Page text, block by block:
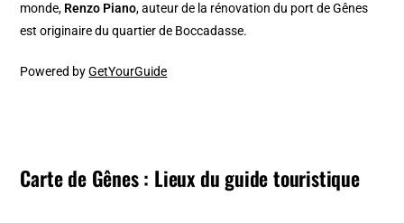
monde, Renzo Piano, auteur de la rénovation du port de Gênes
est originaire du quartier de Boccadasse.
Powered byGetYourGuide
Carte de Gênes : Lieux du guide touristique